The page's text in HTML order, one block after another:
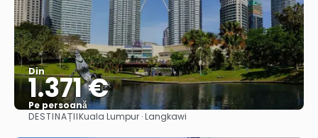
Din
1.371 €
Pe persoană
Vedea
DESTINAȚIIKuala Lumpur · Langkawi